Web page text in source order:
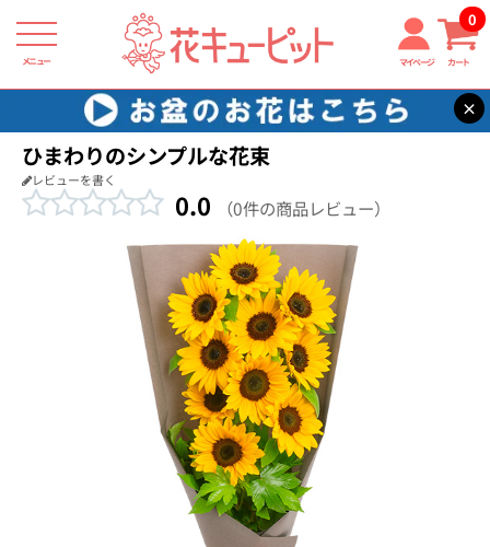
メニュー マイページ カート
0
×
花キューピット 退職祝い 【退職祝い】ひまわりのシンプルな花束
ひまわりのシンプルな花束
レビューを書く
0.0 （0件の商品レビュー）